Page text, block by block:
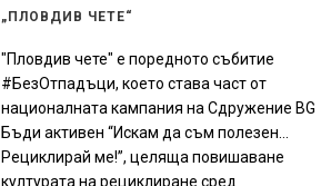
„ПЛОВДИВ ЧЕТЕ“
"Пловдив чете" е поредното събитие
#БезОтпадъци, което става част от
националната кампания на Сдружение BG
Бъди активен “Искам да съм полезен…
Рециклирай ме!”, целяща повишаване
културата на рециклиране сред